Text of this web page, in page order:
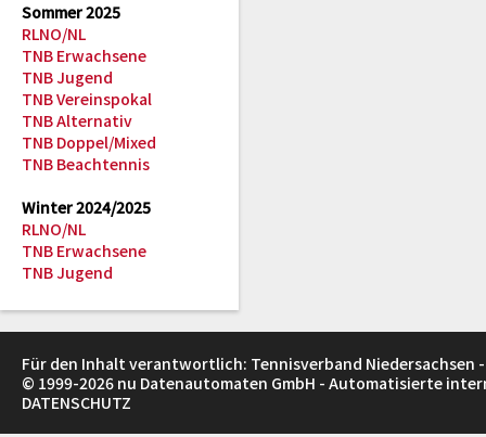
Sommer 2025
RLNO/NL
TNB Erwachsene
TNB Jugend
TNB Vereinspokal
TNB Alternativ
TNB Doppel/Mixed
TNB Beachtennis
Winter 2024/2025
RLNO/NL
TNB Erwachsene
TNB Jugend
Für den Inhalt verantwortlich: Tennisverband Niedersachsen -
© 1999-2026 nu Datenautomaten GmbH - Automatisierte
DATENSCHUTZ